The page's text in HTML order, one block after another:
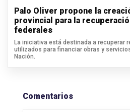
Palo Oliver propone la
provincial para la
federales
La iniciativa está destinada a recuperar
utilizados para financiar obras y
Nación.
Comentarios